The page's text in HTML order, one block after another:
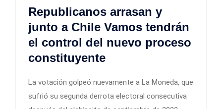
Republicanos arrasan y
junto a Chile Vamos tendrán
el control del nuevo proceso
constituyente
La votación golpeó nuevamente a La Moneda, que
sufrió su segunda derrota electoral consecutiva